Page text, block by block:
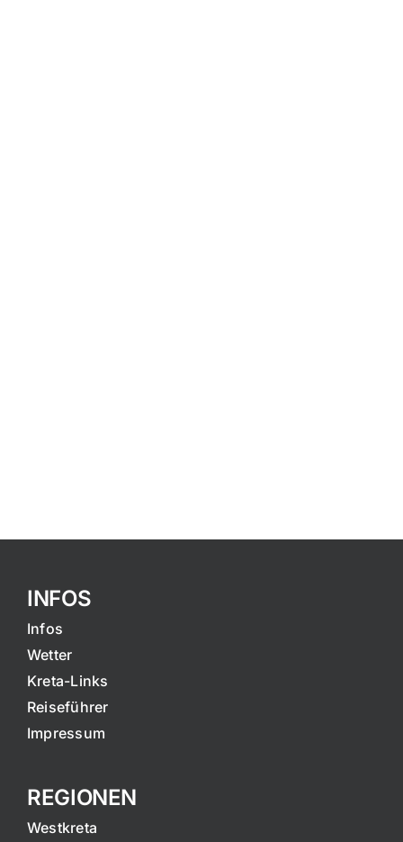
INFOS
Infos
Wetter
Kreta-Links
Reiseführer
Impressum
REGIONEN
Westkreta